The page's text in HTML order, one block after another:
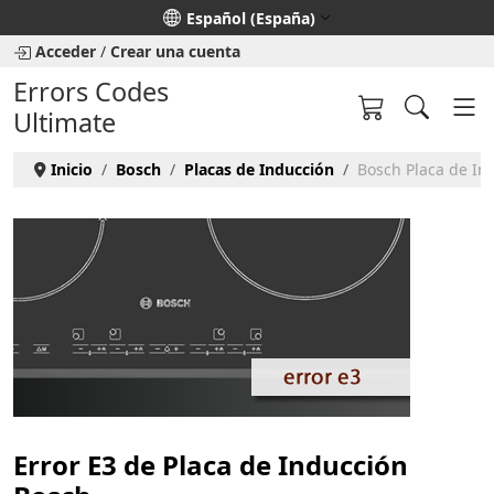
Seleccione su idioma
Español (España)
Acceder / Crear una cuenta
Errors Codes
Ultimate
Inicio Bosch Placas de Inducción Bosch Placa de
Error E3 de Placa de Inducción